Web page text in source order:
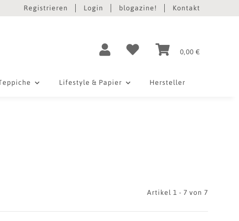
Registrieren Login blogazine! Kontakt
0,00 €
Lifestyle & Papier Hersteller
Artikel 1 - 7 von 7